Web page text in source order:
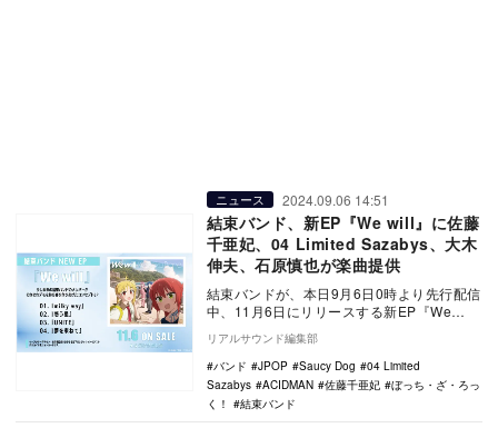
ニュース 2024.09.06 14:51
結束バンド、新EP『We will』に佐藤
千亜妃、04 Limited Sazabys、大木
伸夫、石原慎也が楽曲提供
結束バンドが、本日9月6日0時より先行配信
中、11月6日にリリースする新EP『We
will』の楽曲提供アーティストを公開した。
…
リアルサウンド編集部
バンド
JPOP Saucy Dog
04 Limited
Sazabys
ACIDMAN 佐藤千亜妃
ぼっち・ざ・ろっ
く！
結束バンド